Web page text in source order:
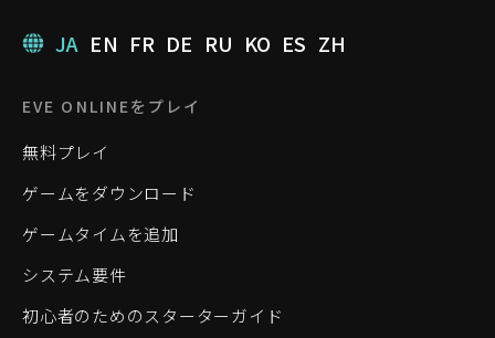
JA EN FR DE RU KO ES ZH
EVE ONLINEをプレイ
無料プレイ
ゲームをダウンロード
ゲームタイムを追加
システム要件
初心者のためのスターターガイド